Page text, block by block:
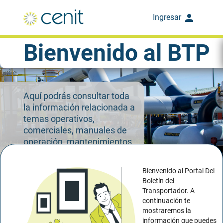
Ingresar
Bienvenido al BTP
Aquí podrás consultar toda
la información relacionada a
temas operativos,
comerciales, manuales de
operación, mantenimientos
las últimas novedades de
poliductos.
Utiliza el buscador para encontrar documentos.
Bienvenido al Portal Del
Boletín del
Transportador. A
continuación te
mostraremos la
información que puedes